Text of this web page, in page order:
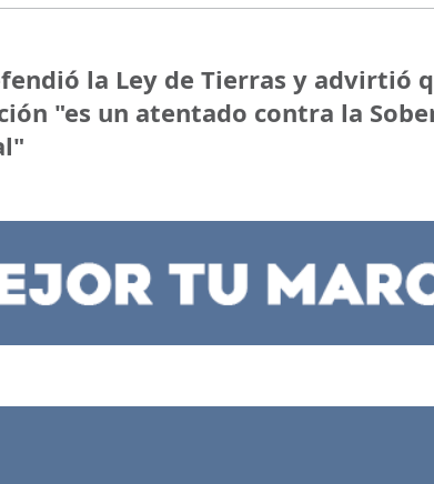
la Ley de Tierras y advirtió
"es un atentado contra la